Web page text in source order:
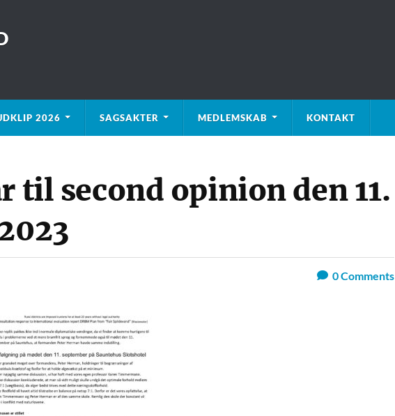
2026 SAGSAKTER MEDLEMSKAB KONTAKT
til second opinion den 11.
0Comments